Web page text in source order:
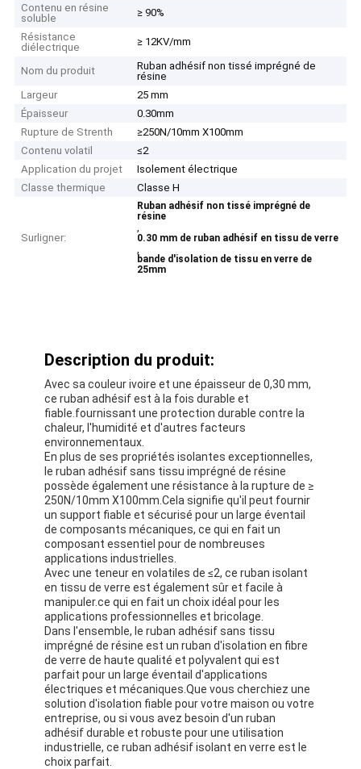
Contenu en résine
soluble
≥ 90%
Résistance
diélectrique
≥ 12KV/mm
Nom du produit
Ruban adhésif non tissé imprégné de
résine
Largeur
25 mm
Épaisseur
0.30mm
Rupture de Strenth
≥250N/10mm X100mm
Contenu volatil
≤2
Application du projet
Isolement électrique
Classe thermique
Classe H
Surligner:
Ruban adhésif non tissé imprégné de
résine
,
0.30 mm de ruban adhésif en tissu de verre
,
bande d'isolation de tissu en verre de
25mm
Description du produit:
Avec sa couleur ivoire et une épaisseur de 0,30 mm,
ce ruban adhésif est à la fois durable et
fiable.fournissant une protection durable contre la
chaleur, l'humidité et d'autres facteurs
environnementaux.
En plus de ses propriétés isolantes exceptionnelles,
le ruban adhésif sans tissu imprégné de résine
possède également une résistance à la rupture de ≥
250N/10mm X100mm.Cela signifie qu'il peut fournir
un support fiable et sécurisé pour un large éventail
de composants mécaniques, ce qui en fait un
composant essentiel pour de nombreuses
applications industrielles.
Avec une teneur en volatiles de ≤2, ce ruban isolant
en tissu de verre est également sûr et facile à
manipuler.ce qui en fait un choix idéal pour les
applications professionnelles et bricolage.
Dans l'ensemble, le ruban adhésif sans tissu
imprégné de résine est un ruban d'isolation en fibre
de verre de haute qualité et polyvalent qui est
parfait pour un large éventail d'applications
électriques et mécaniques.Que vous cherchiez une
solution d'isolation fiable pour votre maison ou votre
entreprise, ou si vous avez besoin d'un ruban
adhésif durable et robuste pour une utilisation
industrielle, ce ruban adhésif isolant en verre est le
choix parfait.